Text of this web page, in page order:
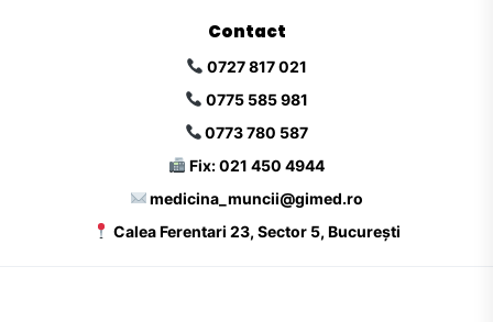
Contact
0727 817 021
0775 585 981
0773 780 587
Fix: 021 450 4944
medicina_muncii@gimed.ro
Calea Ferentari 23, Sector 5, București